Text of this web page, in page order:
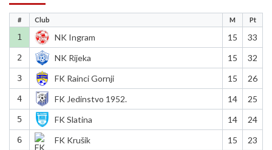
# Club M Pt
1 NK Ingram 15 33
2 NK Rijeka 15 32
3 FK Rainci Gornji 15 26
4 FK Jedinstvo 1952. 14 25
5 FK Slatina 14 24
6 FK Krušik 15 23